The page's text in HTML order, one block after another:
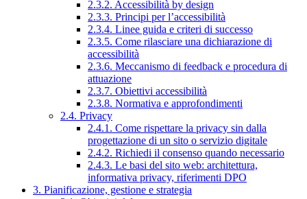
2.3.2. Accessibilità by design
2.3.3. Principi per l’accessibilità
2.3.4. Linee guida e criteri di successo
2.3.5. Come rilasciare una dichiarazione di
accessibilità
2.3.6. Meccanismo di feedback e procedura di
attuazione
2.3.7. Obiettivi accessibilità
2.3.8. Normativa e approfondimenti
2.4. Privacy
2.4.1. Come rispettare la privacy sin dalla
progettazione di un sito o servizio digitale
2.4.2. Richiedi il consenso quando necessario
2.4.3. Le basi del sito web: architettura,
informativa privacy, riferimenti DPO
3. Pianificazione, gestione e strategia